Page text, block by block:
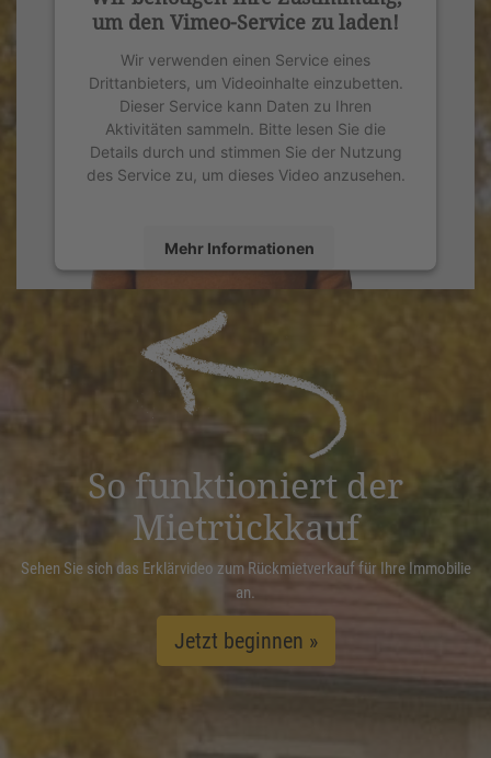
um den Vimeo-Service zu laden!
Wir verwenden einen Service eines
Drittanbieters, um Videoinhalte einzubetten.
Dieser Service kann Daten zu Ihren
Aktivitäten sammeln. Bitte lesen Sie die
Details durch und stimmen Sie der Nutzung
des Service zu, um dieses Video anzusehen.
Mehr Informationen
powered by
Management Platform
So funktioniert der
Mietrückkauf
Sehen Sie sich das Erklärvideo zum Rückmietverkauf für Ihre Immobilie
an.
Jetzt beginnen »